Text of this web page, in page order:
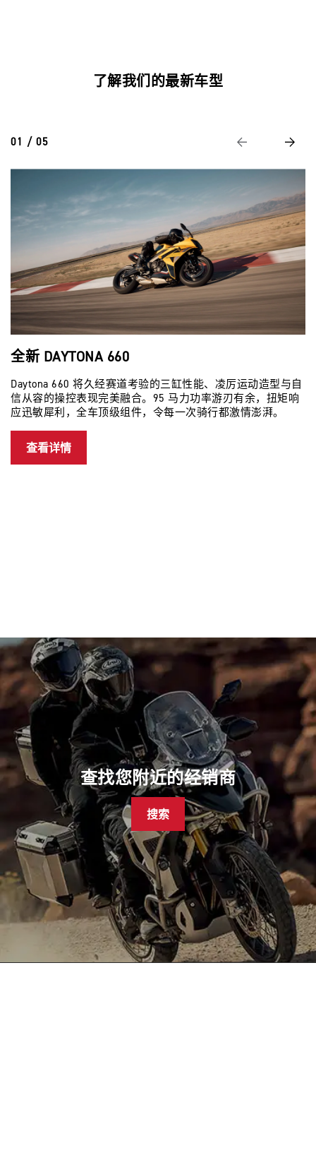
了解我们的最新车型
01 / 05 Previous Next
全新 DAYTONA 660
Daytona 660 将久经赛道考验的三缸性能、凌厉运动造型与自
信从容的操控表现完美融合。95 马力功率游刃有余，扭矩响
应迅敏犀利，全车顶级组件，令每一次骑行都激情澎湃。
查看详情
查找您附近的经销商
搜索